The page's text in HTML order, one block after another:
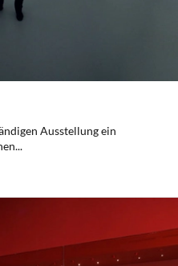
Ausstellung ein